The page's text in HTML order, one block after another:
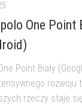
One Point
Point Biały
rozwoju
rzeczy staje